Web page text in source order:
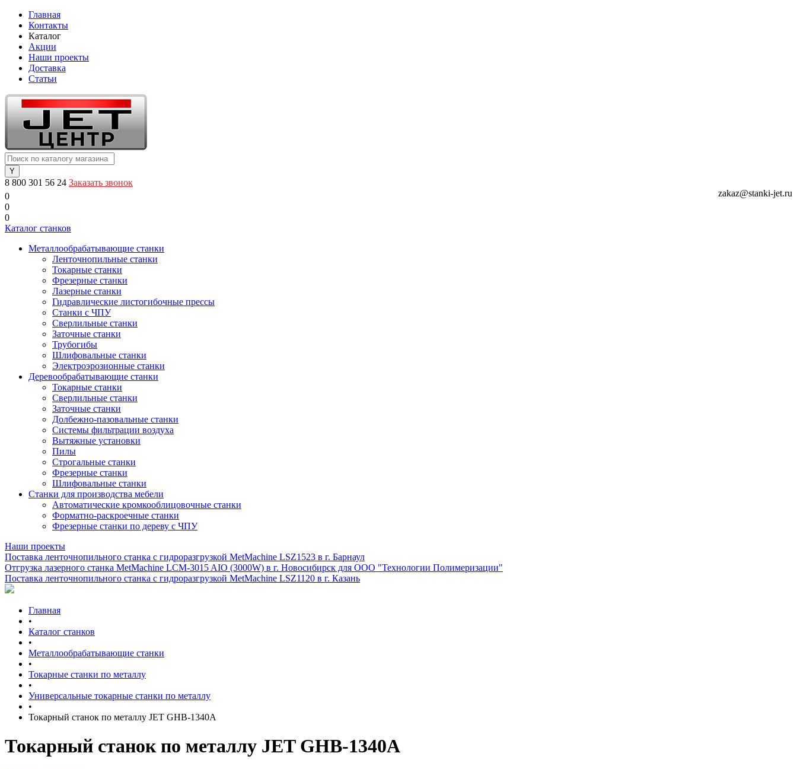
Главная
Контакты
Каталог
Акции
Наши проекты
Доставка
Статьи
8 800 301 56 24 Заказать звонок
zakaz@stanki-jet.ru
0
0
0
Каталог станков
Металлообрабатывающие станки
Ленточнопильные станки
Токарные станки
Фрезерные станки
Лазерные станки
Гидравлические листогибочные прессы
Станки с ЧПУ
Сверлильные станки
Заточные станки
Трубогибы
Шлифовальные станки
Электроэрозионные станки
Деревообрабатывающие станки
Токарные станки
Сверлильные станки
Заточные станки
Долбежно-пазовальные станки
Системы фильтрации воздуха
Вытяжные установки
Пилы
Строгальные станки
Фрезерные станки
Шлифовальные станки
Станки для производства мебели
Автоматические кромкооблицовочные станки
Форматно-раскроечные станки
Фрезерные станки по дереву с ЧПУ
Наши проекты
Поставка ленточнопильного станка c гидроразгрузкой MetMachine LSZ1523 в г. Барнаул
Отгрузка лазерного станка MetMachine LCM-3015 AIO (3000W) в г. Новосибирск для ООО "Технологии Полимеризации"
Поставка ленточнопильного станка c гидроразгрузкой MetMachine LSZ1120 в г. Казань
Главная
•
Каталог станков
•
Металлообрабатывающие станки
•
Токарные станки по металлу
•
Универсальные токарные станки по металлу
•
Токарный станок по металлу JET GHB-1340A
Токарный станок по металлу JET GHB-1340A